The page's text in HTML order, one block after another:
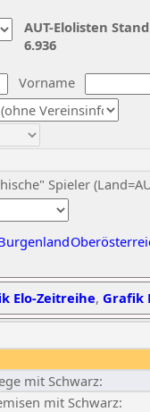
Vorname
Spieler
AUT-Elolisten
6.936
Elo-Zeitreihe, Grafik
mit Schwarz:
mit Schwarz: